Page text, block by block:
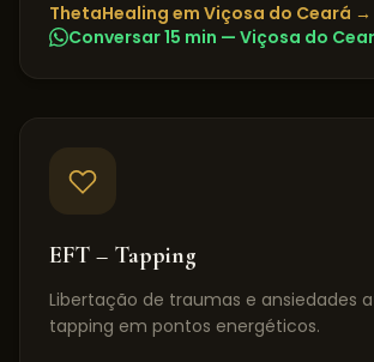
ThetaHealing em Viçosa do Ceará →
Conversar 15 min — Viçosa do
EFT – Tapping
Libertação de traumas e ansiedades
tapping em pontos energéticos.